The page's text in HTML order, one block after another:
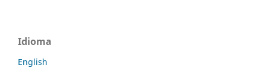
Idioma
English